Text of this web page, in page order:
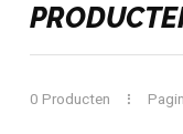
0 Producten